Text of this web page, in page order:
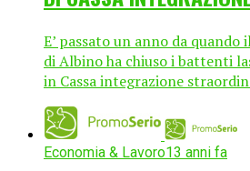
E’ passato un anno da
di Albino ha chiuso i battenti
in Cassa integrazione
Economia & Lavoro13 anni fa